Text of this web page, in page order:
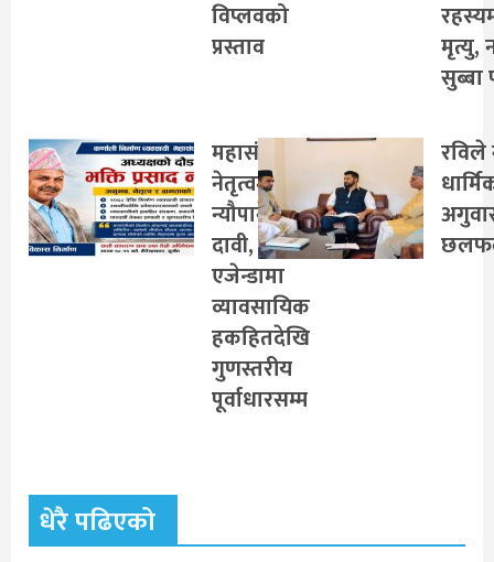
विप्लवको
प्रस्ताव
मृत्यु,
सुब्बा
महासंघको
नेतृत्वमा
न्यौपानेको
दावी,
एजेन्डामा
व्यावसायिक
हकहितदेखि
गुणस्तरीय
पूर्वाधारसम्म
रविले
धेरै पढिएको